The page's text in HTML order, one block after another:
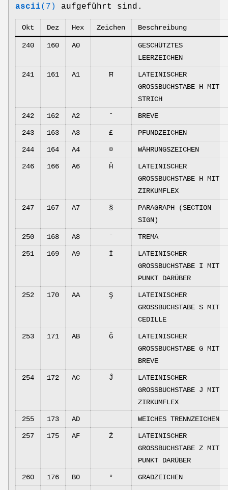
ascii(7) aufgeführt sind.
Okt Dez Hex Zeichen Beschreibung
240 160 A0
GESCHÜTZTES
LEERZEICHEN
241 161 A1 Ħ
LATEINISCHER
GROSSBUCHSTABE H MIT
STRICH
242 162 A2 ˘ BREVE
243 163 A3 £ PFUNDZEICHEN
244 164 A4 ¤ WÄHRUNGSZEICHEN
246 166 A6 Ĥ
LATEINISCHER
GROSSBUCHSTABE H MIT
ZIRKUMFLEX
247 167 A7 §
PARAGRAPH (SECTION
SIGN)
250 168 A8 ¨ TREMA
251 169 A9 İ
LATEINISCHER
GROSSBUCHSTABE I MIT
PUNKT DARÜBER
252 170 AA Ş
LATEINISCHER
GROSSBUCHSTABE S MIT
CEDILLE
253 171 AB Ğ
LATEINISCHER
GROSSBUCHSTABE G MIT
BREVE
254 172 AC Ĵ
LATEINISCHER
GROSSBUCHSTABE J MIT
ZIRKUMFLEX
255 173 AD WEICHES TRENNZEICHEN
257 175 AF Ż
LATEINISCHER
GROSSBUCHSTABE Z MIT
PUNKT DARÜBER
260 176 B0 ° GRADZEICHEN